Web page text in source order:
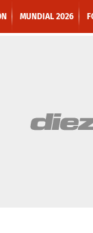
MUNDIAL 2026